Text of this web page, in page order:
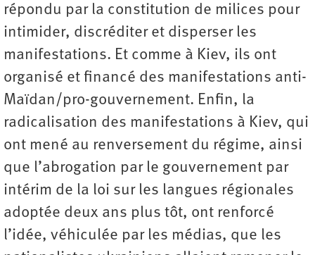
répondu par la constitution de milices pour
intimider, discréditer et disperser les
manifestations. Et comme à Kiev, ils ont
organisé et financé des manifestations anti-
Maïdan/pro-gouvernement. Enfin, la
radicalisation des manifestations à Kiev, qui
ont mené au renversement du régime, ainsi
que l’abrogation par le gouvernement par
intérim de la loi sur les langues régionales
adoptée deux ans plus tôt, ont renforcé
l’idée, véhiculée par les médias, que les